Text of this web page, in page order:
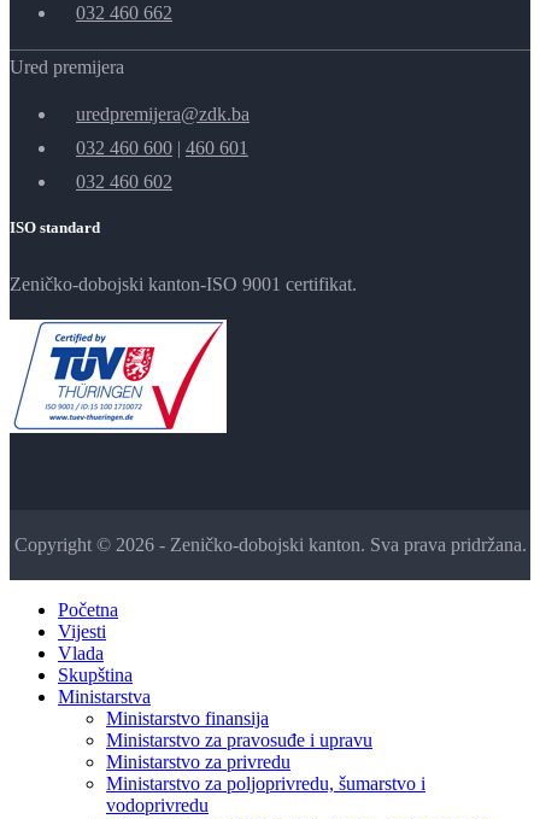
032 460 662
Ured premijera
uredpremijera@zdk.ba
032 460 600 | 460 601
032 460 602
ISO standard
Zeničko-dobojski kanton-ISO 9001 certifikat.
Copyright © 2026 - Zeničko-dobojski kanton. Sva prava pridržana.
Početna
Vijesti
Vlada
Skupština
Ministarstva
Ministarstvo finansija
Ministarstvo za pravosuđe i upravu
Ministarstvo za privredu
Ministarstvo za poljoprivredu, šumarstvo i
vodoprivredu